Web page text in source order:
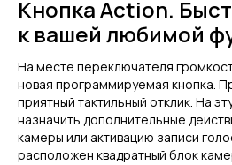
Кнопка Action.
к вашей любимой
На месте переключателя
новая программируемая кнопка.
приятный тактильный отклик. На
назначить дополнительные
камеры или активацию записи
расположен квадратный блок